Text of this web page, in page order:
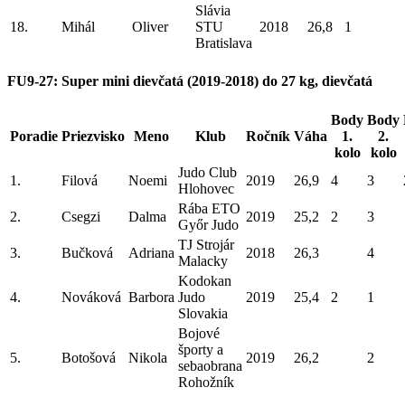
18. Mihál Oliver
Slávia
STU
Bratislava
2018 26,8 1
FU9-27: Super mini dievčatá (2019-2018) do 27 kg, dievčatá
Poradie Priezvisko Meno Klub Ročník Váha
Body
1.
kolo
Body
2.
kolo
1. Filová Noemi
Judo Club
Hlohovec
2019 26,9 4 3
2. Csegzi Dalma
Rába ETO
Győr Judo
2019 25,2 2 3
3. Bučková Adriana
TJ Strojár
Malacky
2018 26,3 4
4. Nováková Barbora
Kodokan
Judo
Slovakia
2019 25,4 2 1
5. Botošová Nikola
Bojové
športy a
sebaobrana
Rohožník
2019 26,2 2